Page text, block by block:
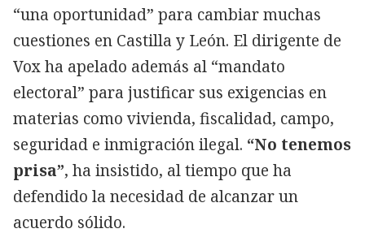
“una oportunidad” para cambiar muchas
cuestiones en Castilla y León. El dirigente de
Vox ha apelado además al “mandato
electoral” para justificar sus exigencias en
materias como vivienda, fiscalidad, campo,
seguridad e inmigración ilegal. “No tenemos
prisa”, ha insistido, al tiempo que ha
defendido la necesidad de alcanzar un
acuerdo sólido.